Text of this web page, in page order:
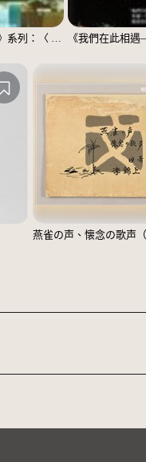
《鄉關何處—建業新村》系列：〈 邱敬賢04〉
燕雀の声、懐念の歌声（